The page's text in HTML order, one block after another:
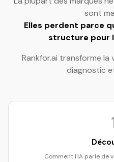
sont
Elles perdent parce
structure pour
Rankfor.ai transforme la
diagnostic
Comment l'IA parle de